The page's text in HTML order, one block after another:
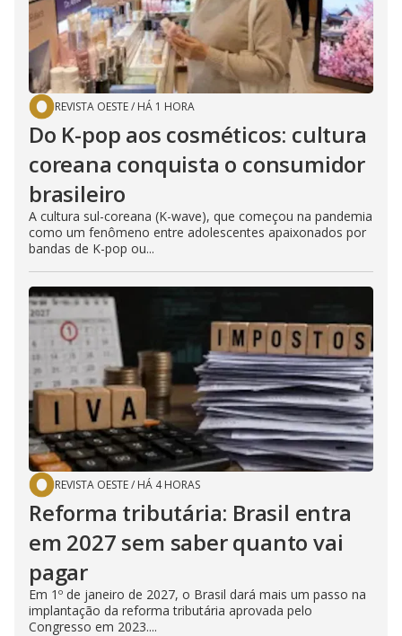
REVISTA OESTE/ HÁ 1 HORA
Do K-pop aos cosméticos: cultura
coreana conquista o consumidor
brasileiro
A cultura sul-coreana (K-wave), que começou na pandemia
como um fenômeno entre adolescentes apaixonados por
bandas de K-pop ou...
REVISTA OESTE/ HÁ 4 HORAS
Reforma tributária: Brasil entra
em 2027 sem saber quanto vai
pagar
Em 1º de janeiro de 2027, o Brasil dará mais um passo na
implantação da reforma tributária aprovada pelo
Congresso em 2023....